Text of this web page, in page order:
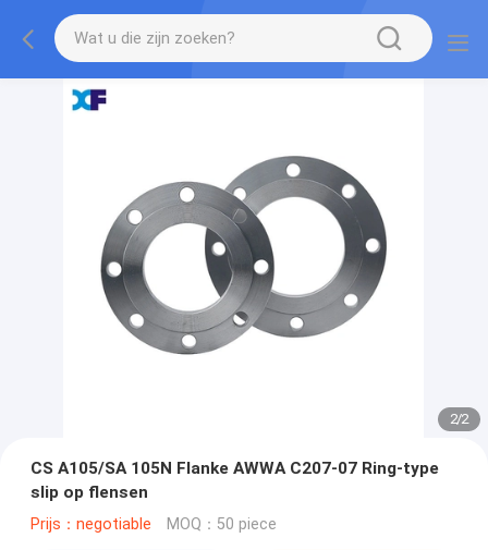
2/2
CS A105/SA 105N Flanke AWWA C207-07 Ring-type
slip op flensen
Prijs：negotiable MOQ：50 piece